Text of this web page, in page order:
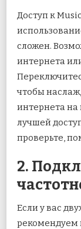
Доступ к
сложен.
интернета
чтобы
интернета
лучшей
проверьте,
2.
Если у вас
рекомендуем